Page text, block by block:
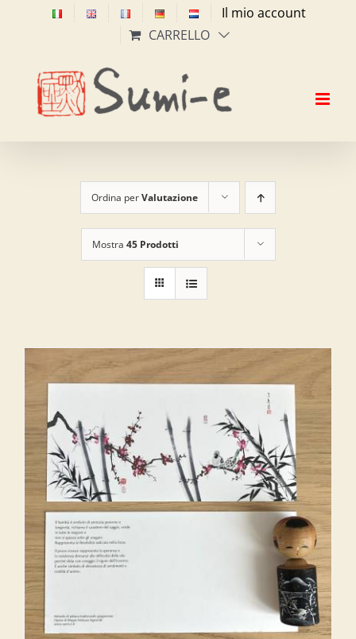
Il mio account
CARRELLO
Ordina perValutazione
Mostra 45 Prodotti